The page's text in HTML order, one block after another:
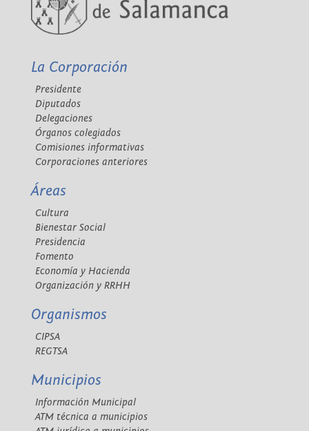
La Corporación
Presidente
Diputados
Delegaciones
Órganos colegiados
Comisiones informativas
Corporaciones anteriores
Áreas
Cultura
Bienestar Social
Presidencia
Fomento
Economía y Hacienda
Organización y RRHH
Organismos
CIPSA
REGTSA
Municipios
Información Municipal
ATM técnica a municipios